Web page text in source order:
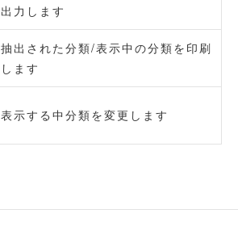
出力します
抽出された分類/表示中の分類を印刷
します
表示する中分類を変更します